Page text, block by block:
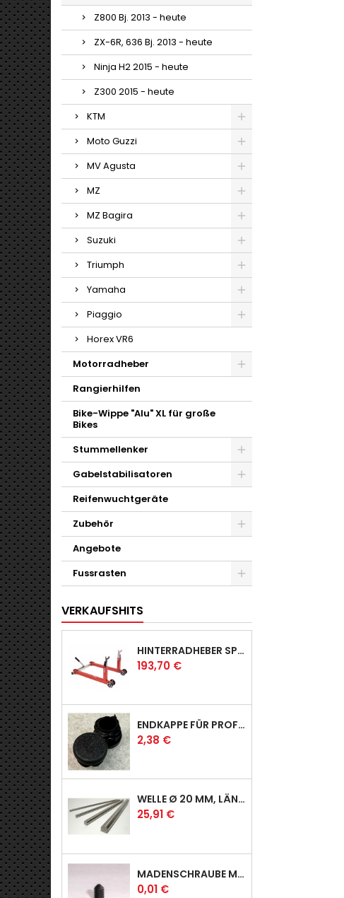
Z800 Bj. 2013 - heute
ZX-6R, 636 Bj. 2013 - heute
Ninja H2 2015 - heute
Z300 2015 - heute
KTM
Moto Guzzi
MV Agusta
MZ
MZ Bagira
Suzuki
Triumph
Yamaha
Piaggio
Horex VR6
Motorradheber
Rangierhilfen
Bike-Wippe "Alu" XL für große
Bikes
Stummellenker
Gabelstabilisatoren
Reifenwuchtgeräte
Zubehör
Angebote
Fussrasten
VERKAUFSHITS
HINTERRADHEBER SPORT MIT KLAUEN-AUFNAHMEN
Preis
193,70 €
ENDKAPPE FÜR PROFI & RACER
Preis
2,38 €
WELLE Ø 20 MM, LÄNGE 390 MM
Preis
25,91 €
MADENSCHRAUBE MIT SPITZE
Preis
0,01 €